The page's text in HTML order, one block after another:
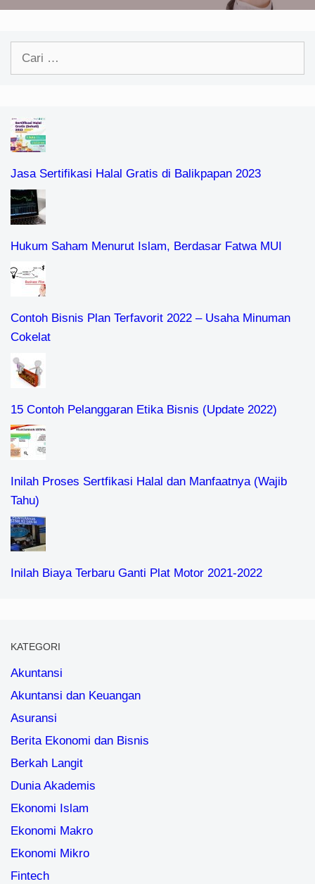
Cari
Jasa Sertifikasi Halal Gratis di Balikpapan 2023
Hukum Saham Menurut Islam, Berdasar Fatwa MUI
Contoh Bisnis Plan Terfavorit 2022 – Usaha Minuman
Cokelat
15 Contoh Pelanggaran Etika Bisnis (Update 2022)
Inilah Proses Sertfikasi Halal dan Manfaatnya (Wajib
Tahu)
Inilah Biaya Terbaru Ganti Plat Motor 2021-2022
KATEGORI
Akuntansi
Akuntansi dan Keuangan
Asuransi
Berita Ekonomi dan Bisnis
Berkah Langit
Dunia Akademis
Ekonomi Islam
Ekonomi Makro
Ekonomi Mikro
Fintech